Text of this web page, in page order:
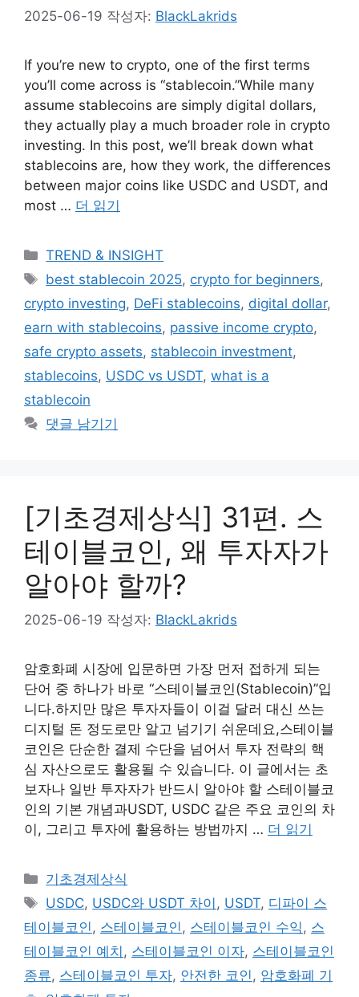
2025-06-19 작성자: BlackLakrids
If you’re new to crypto, one of the first terms
you’ll come across is “stablecoin.”While many
assume stablecoins are simply digital dollars,
they actually play a much broader role in crypto
investing. In this post, we’ll break down what
stablecoins are, how they work, the differences
between major coins like USDC and USDT, and
most … 더 읽기
카
테
리
TREND & INSIGHT
태
그
best stablecoin 2025, crypto for beginners,
crypto investing, DeFi stablecoins, digital dollar,
earn with stablecoins, passive income crypto,
safe crypto assets, stablecoin investment,
stablecoins, USDC vs USDT, what is a
stablecoin
댓글 남기기
[기초경제상식] 31편. 스
테이블코인, 왜 투자자가
알아야 할까?
2025-06-19 작성자: BlackLakrids
암호화폐 시장에 입문하면 가장 먼저 접하게 되는
단어 중 하나가 바로 “스테이블코인(Stablecoin)”입
니다.하지만 많은 투자자들이 이걸 달러 대신 쓰는
디지털 돈 정도로만 알고 넘기기 쉬운데요,스테이블
코인은 단순한 결제 수단을 넘어서 투자 전략의 핵
심 자산으로도 활용될 수 있습니다. 이 글에서는 초
보자나 일반 투자자가 반드시 알아야 할 스테이블코
인의 기본 개념과USDT, USDC 같은 주요 코인의 차
이, 그리고 투자에 활용하는 방법까지 … 더 읽기
카
테
리
기초경제상식
태
그
USDC, USDC와 USDT 차이 , USDT, 디파이 스
테이블코인, 스테이블코인, 스테이블코인 수익, 스
테이블코인 예치 , 스테이블코인 이자, 스테이블코인
종류, 스테이블코인 투자, 안전한 코인, 암호화폐 기